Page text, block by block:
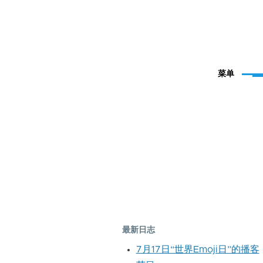
菜单
最新日志
7月17日“世界Emoji日”的播客